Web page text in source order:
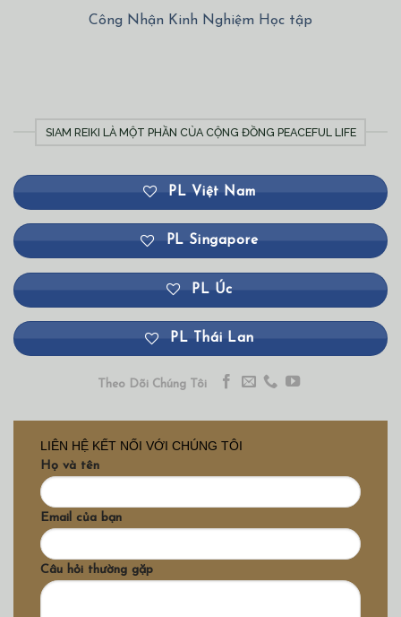
Công Nhận Kinh Nghiệm Học tập
SIAM REIKI LÀ MỘT PHẦN CỦA CỘNG ĐỒNG PEACEFUL LIFE
PL Việt Nam
PL Singapore
PL Úc
PL Thái Lan
Theo Dõi Chúng Tôi
LIÊN HỆ KẾT NỐI VỚI CHÚNG TÔI
Họ và tên
Email của bạn
Câu hỏi thường gặp